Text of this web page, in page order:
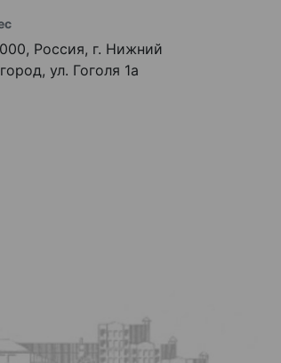
Россия, г. Нижний
ул. Гоголя 1а